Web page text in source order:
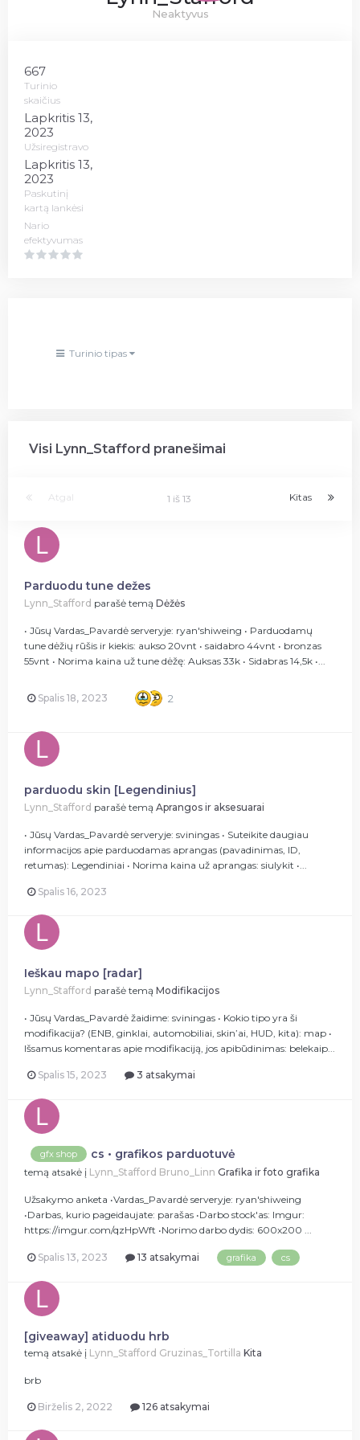
Neaktyvus
667
Turinio
skaičius
Lapkritis 13,
2023
Užsiregistravo
Lapkritis 13,
2023
Paskutinį
kartą lankėsi
Nario
efektyvumas
Turinio tipas
Visi Lynn_Stafford pranešimai
Atgal Kitas
1 iš 13
Parduodu tune dežes
Lynn_Stafford parašė temą Dėžės
• Jūsų Vardas_Pavardė serveryje: ryan'shiweing • Parduodamų
tune dėžių rūšis ir kiekis: aukso 20vnt • saidabro 44vnt • bronzas
55vnt • Norima kaina už tune dėžę: Auksas 33k • Sidabras 14,5k •...
Spalis 18, 2023 2
parduodu skin [Legendinius]
Lynn_Stafford parašė temą Aprangos ir aksesuarai
• Jūsų Vardas_Pavardė serveryje: sviningas • Suteikite daugiau
informacijos apie parduodamas aprangas (pavadinimas, ID,
retumas): Legendiniai • Norima kaina už aprangas: siulykit •...
Spalis 16, 2023
Ieškau mapo [radar]
Lynn_Stafford parašė temą Modifikacijos
• Jūsų Vardas_Pavardė žaidime: sviningas • Kokio tipo yra ši
modifikacija? (ENB, ginklai, automobiliai, skin’ai, HUD, kita): map •
Išsamus komentaras apie modifikaciją, jos apibūdinimas: belekaip...
Spalis 15, 2023 3 atsakymai
gfx shop cs • grafikos parduotuvė
temą atsakė į Lynn_Stafford Bruno_Linn Grafika ir foto grafika
Užsakymo anketa •Vardas_Pavardė serveryje: ryan'shiweing
•Darbas, kurio pageidaujate: parašas •Darbo stock'as: Imgur:
https://imgur.com/qzHpWft •Norimo darbo dydis: 600x200 ...
Spalis 13, 2023 13 atsakymai grafika cs
[giveaway] atiduodu hrb
temą atsakė į Lynn_Stafford Gruzinas_Tortilla Kita
brb
Birželis 2, 2022 126 atsakymai